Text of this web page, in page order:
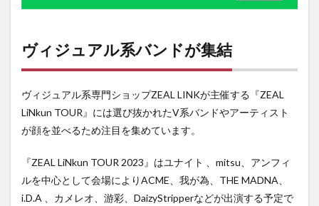
3
の情
ヴィジュアル系バンドが集結
ヴィジュアル系専門ショップZEAL LINKが主催する『ZEAL
LiNkun TOUR』には選び抜かれたV系バンドやアーティスト
が顔を並べるため注目を集めています。
『ZEAL LiNkun TOUR 2023』はユナイト 、mitsu、アンフィ
ルを中心として会場によりACME、我が為、THE MADNA、
i.D.A 、カメレオ、游彩、DaizyStripperなどが出演する予定で